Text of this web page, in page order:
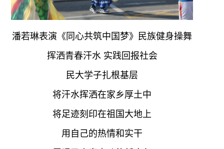
潘若琳表演《同心共筑中国梦》民族健身操舞
挥洒青春汗水 实践回报社会
民大学子扎根基层
将汗水挥洒在家乡厚土中
将足迹刻印在祖国大地上
用自己的热情和实干